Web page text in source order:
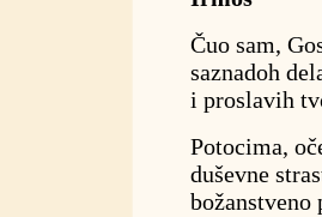
Čuo sam,
saznadoh
i proslavih
Potocima,
duševne
božanstveno